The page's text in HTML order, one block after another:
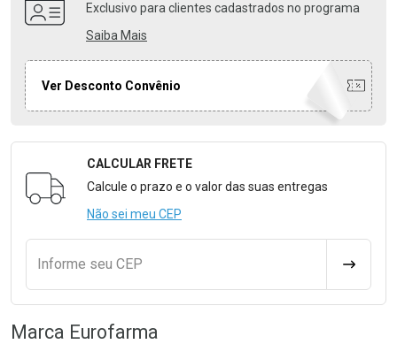
Exclusivo para clientes cadastrados no programa
Saiba Mais
Ver Desconto Convênio
Formulário para Calcular o Frete
CALCULAR FRETE
Calcule o prazo e o valor das suas entregas
Não sei meu CEP
Informe seu CEP
Marca Eurofarma